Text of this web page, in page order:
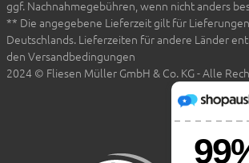
ggf. Nachnahmegebühren, wenn nicht anders
** Die angegebene Lieferzeit gilt für
Deutschlands. Lieferzeiten für andere Länder
den Versandbedingungen
2024 © Fliesen Müller GmbH & Co. KG - Alle